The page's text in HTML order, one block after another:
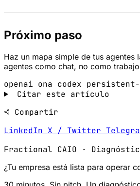
Próximo paso
Haz un mapa simple de tus agentes
agentes como chat, no como
openai ona codex persistent-
Citar este artículo
Compartir
LinkedIn X / Twitter
Fractional CAIO ·
¿Tu empresa está lista para operar